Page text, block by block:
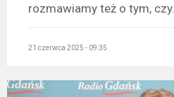
rozmawiamy też o tym, czy...
21 czerwca 2025 - 09:35